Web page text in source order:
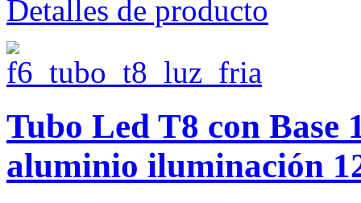
Detalles de producto
Tubo Led T8 con Base
aluminio iluminación